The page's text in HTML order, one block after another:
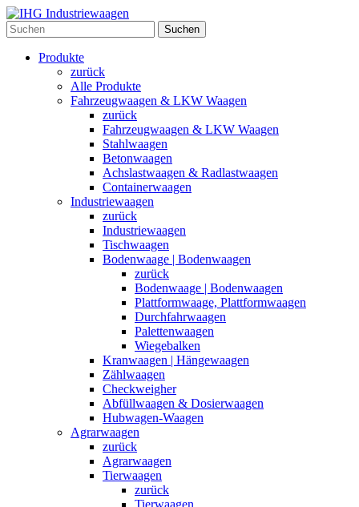
Suchen
Produkte
zurück
Alle Produkte
Fahrzeugwaagen & LKW Waagen
zurück
Fahrzeugwaagen & LKW Waagen
Stahlwaagen
Betonwaagen
Achslastwaagen & Radlastwaagen
Containerwaagen
Industriewaagen
zurück
Industriewaagen
Tischwaagen
Bodenwaage | Bodenwaagen
zurück
Bodenwaage | Bodenwaagen
Plattformwaage, Plattformwaagen
Durchfahrwaagen
Palettenwaagen
Wiegebalken
Kranwaagen | Hängewaagen
Zählwaagen
Checkweigher
Abfüllwaagen & Dosierwaagen
Hubwagen-Waagen
Agrarwaagen
zurück
Agrarwaagen
Tierwaagen
zurück
Tierwaagen